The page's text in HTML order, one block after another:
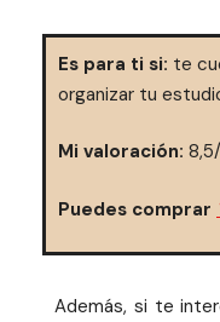
Es para ti si: te
organizar tu
Mi valoración:
Puedes comprar
Además, si te